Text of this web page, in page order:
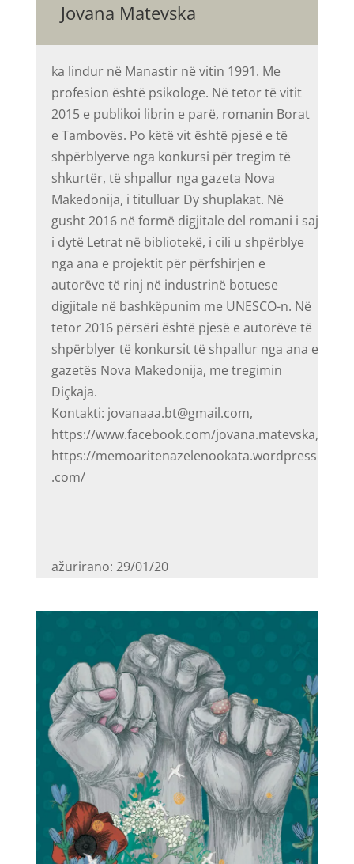
Jovana Matevska
ka lindur në Manastir në vitin 1991. Me
profesion është psikologe. Në tetor të vitit
2015 e publikoi librin e parë, romanin Borat
e Tambovës. Po këtë vit është pjesë e të
shpërblyerve nga konkursi për tregim të
shkurtër, të shpallur nga gazeta Nova
Makedonija, i titulluar Dy shuplakat. Në
gusht 2016 në formë digjitale del romani i saj
i dytë Letrat në bibliotekë, i cili u shpërblye
nga ana e projektit për përfshirjen e
autorëve të rinj në industrinë botuese
digjitale në bashkëpunim me UNESCO-n. Në
tetor 2016 përsëri është pjesë e autorëve të
shpërblyer të konkursit të shpallur nga ana e
gazetës Nova Makedonija, me tregimin
Diçkaja.
Kontakti: jovanaaa.bt@gmail.com,
https://www.facebook.com/jovana.matevska,
https://memoaritenazelenookata.wordpress
.com/
ažurirano: 29/01/20